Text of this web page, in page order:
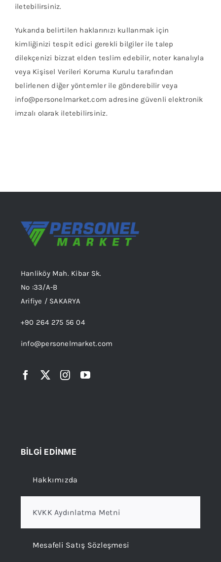
iletebilirsiniz.
Yukarıda belirtilen haklarınızı kullanmak için
kimliğinizi tespit edici gerekli bilgiler ile talep
dilekçenizi bizzat elden teslim edebilir, noter kanalıyla
veya Kişisel Verileri Koruma Kurulu tarafından
belirlenen diğer yöntemler ile gönderebilir veya
info@personelmarket.com adresine güvenli elektronik
imzalı olarak iletebilirsiniz.
Hanliköy Mah. Kibar Sk.
No :33/A-B
Arifiye / SAKARYA
+90 264 275 56 04
info@personelmarket.com
BİLGİ EDİNME
Hakkımızda
KVKK Aydınlatma Metni
Mesafeli Satış Sözleşmesi